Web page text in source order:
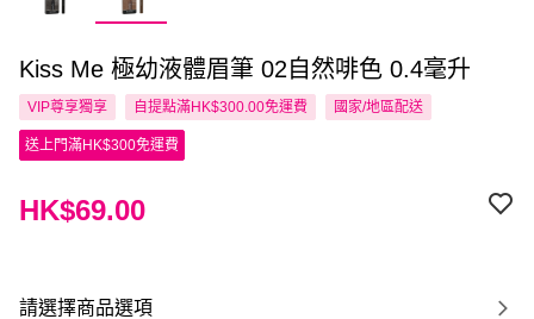
Kiss Me 極幼液體眉筆 02自然啡色 0.4毫升
VIP尊享獨享 自提點滿HK$300.00免運費 國家/地區配送
送上門滿HK$300免運費
HK$69.00
請選擇商品選項